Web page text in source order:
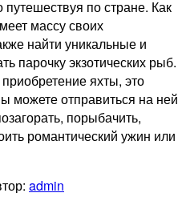
по стране. Как
массу своих
найти уникальные и
парочку экзотических рыб.
приобретение яхты, это
можете отправиться на ней
порыбачить,
романтический ужин или
admin